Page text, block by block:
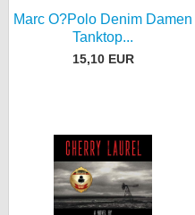
Marc O?Polo Denim Damen
Tanktop...
15,10 EUR